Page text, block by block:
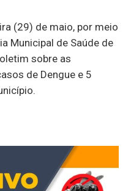
(29) de maio, por meio
Municipal de Saúde de
sobre as
de Dengue e 5